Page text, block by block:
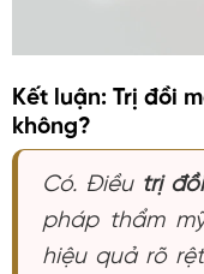
Kết luận: Trị đồi
không?
Có. Điều trị
pháp thẩm
hiệu quả rõ